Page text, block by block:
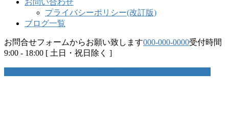
お問い合わせ
プライバシーポリシー(改訂版)
ブログ一覧
お問合せフォームからお願い致します000-000-0000受付時間
9:00 - 18:00 [ 土日・祝日除く ]